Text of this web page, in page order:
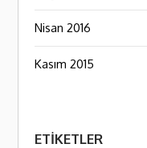
Nisan 2016
Kasım 2015
ETIKETLER